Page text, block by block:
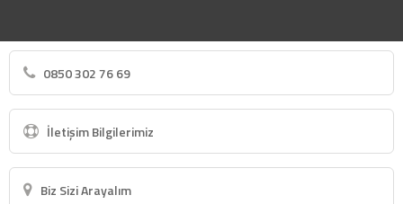
0850 302 76 69
İletişim Bilgilerimiz
Biz Sizi Arayalım